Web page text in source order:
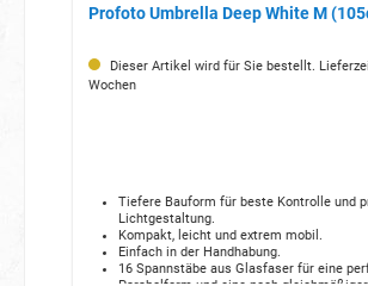
Profoto Umbrella Deep White M
Dieser Artikel wird für Sie bestellt.
Wochen
Tiefere Bauform für beste Kontrolle und
Lichtgestaltung.
Kompakt, leicht und extrem mobil.
Einfach in der Handhabung.
16 Spannstäbe aus Glasfaser für eine